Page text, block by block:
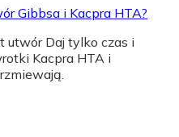
Gibbsa i Kacpra HTA?
utwór Daj tylko czas i
Kacpra HTA i